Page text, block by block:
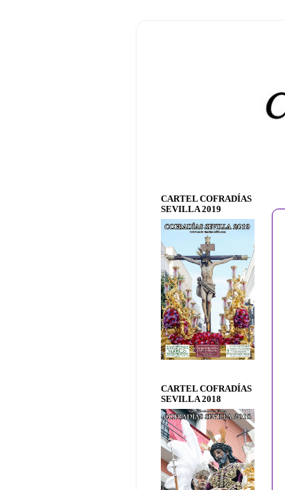
CARTEL COFRADÍAS
SEVILLA 2019
CARTEL COFRADÍAS
SEVILLA 2018